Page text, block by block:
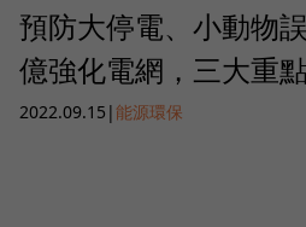
預防大停電、小動物
億強化電網，三大重
2022.09.15 |能源環保